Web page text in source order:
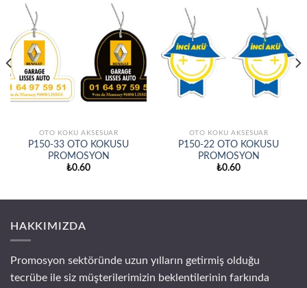
OTO KOKU AKSESUAR
P150-33 OTO KOKUSU
PROMOSYON
₺0.60
OTO KOKU AKSESUAR
P150-22 OTO KOKUSU
PROMOSYON
₺0.60
HAKKIMIZDA
Promosyon sektöründe uzun yılların getirmiş olduğu
tecrübe ile siz müşterilerimizin beklentilerinin farkında